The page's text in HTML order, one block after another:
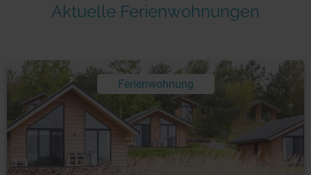
Aktuelle Ferienwohnungen
Ferienwohnung